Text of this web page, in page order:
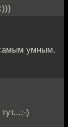
самым умным.
)